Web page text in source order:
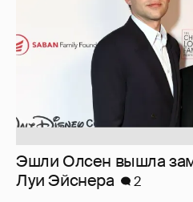
Эшли Олсен вышла
Луи Эйснера
2